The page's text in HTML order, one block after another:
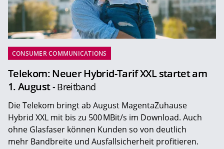
CONSUMER COMMUNICATIONS
Telekom: Neuer Hybrid-Tarif XXL startet am
1. August- Breitband
Die Telekom bringt ab August MagentaZuhause
Hybrid XXL mit bis zu 500 MBit/s im Download. Auch
ohne Glasfaser können Kunden so von deutlich
mehr Bandbreite und Ausfallsicherheit profitieren.